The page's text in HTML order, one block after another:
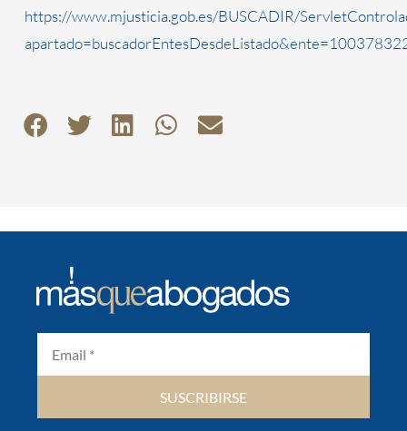
https://www.mjusticia.gob.es/BUSCADIR/
SUSCRIBIRSE